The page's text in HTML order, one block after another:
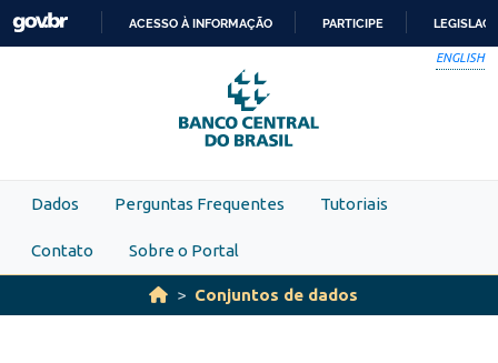
Skip to main content
PARA
O
CONTEÚDO
ACESSO À INFORMAÇÃO PARTICIPE
ENGLISH
Dados Perguntas Frequentes Tutoriais
Contato Sobre o Portal
Conjuntos de dados